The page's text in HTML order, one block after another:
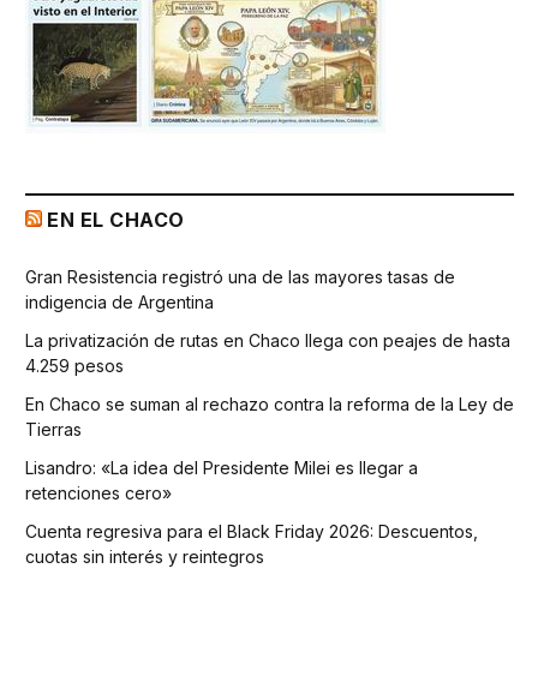
EN EL CHACO
Gran Resistencia registró una de las mayores tasas de
indigencia de Argentina
La privatización de rutas en Chaco llega con peajes de hasta
4.259 pesos
En Chaco se suman al rechazo contra la reforma de la Ley de
Tierras
Lisandro: «La idea del Presidente Milei es llegar a
retenciones cero»
Cuenta regresiva para el Black Friday 2026: Descuentos,
cuotas sin interés y reintegros